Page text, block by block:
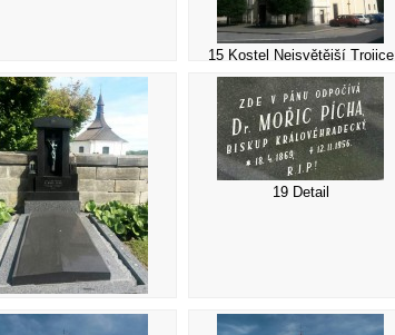
15 Kostel Nejsvětější Trojice
19 Detail